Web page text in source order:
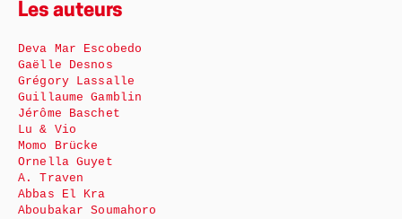
Les auteurs
Deva Mar Escobedo
Gaëlle Desnos
Grégory Lassalle
Guillaume Gamblin
Jérôme Baschet
Lu & Vio
Momo Brücke
Ornella Guyet
A. Traven
Abbas El Kra
Aboubakar Soumahoro